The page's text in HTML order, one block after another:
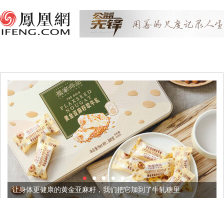
康的黄金亚麻籽，我们把它加到了牛轧糖里 被列入佛家七